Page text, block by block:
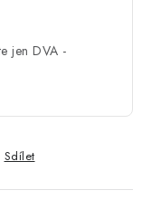
jen DVA -
Sdílet